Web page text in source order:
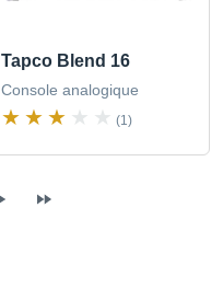
Tapco Blend 16
Console analogique
(1)